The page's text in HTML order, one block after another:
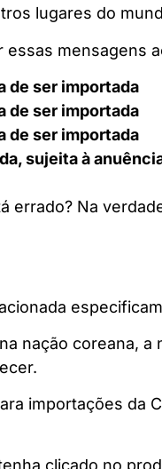
lugares do
mensagens
de ser importada
de ser importada
de ser importada
sujeita à
errado? Na
nação coreana,
importações
clicado no